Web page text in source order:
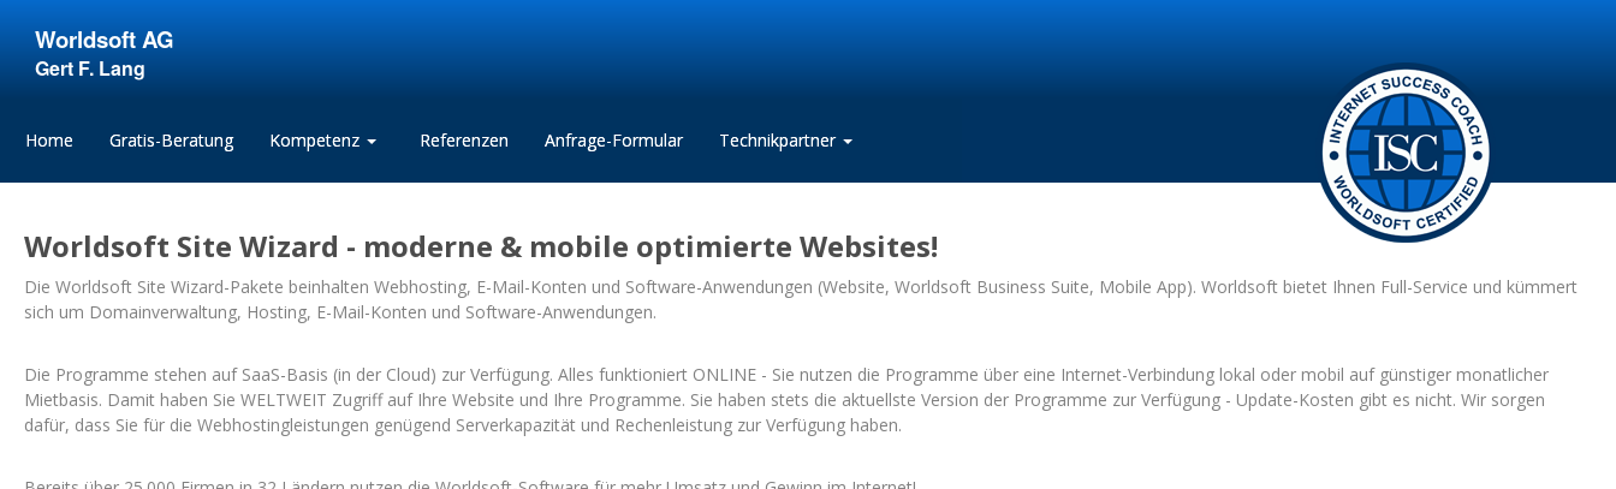
Worldsoft AG
Gert F. Lang
Home Gratis-Beratung Kompetenz Referenzen Anfrage-Formular Technikpartner
Worldsoft Site Wizard - moderne & mobile optimierte Websites!
Die Worldsoft Site Wizard-Pakete beinhalten Webhosting, E-Mail-Konten und Software-Anwendungen (Website, Worldsoft Business Suite, Mobile App). Worldsoft bietet Ihnen Full-Service und kümmert
sich um Domainverwaltung, Hosting, E-Mail-Konten und Software-Anwendungen.
Die Programme stehen auf SaaS-Basis (in der Cloud) zur Verfügung. Alles funktioniert ONLINE - Sie nutzen die Programme über eine Internet-Verbindung lokal oder mobil auf günstiger monatlicher
Mietbasis. Damit haben Sie WELTWEIT Zugriff auf Ihre Website und Ihre Programme. Sie haben stets die aktuellste Version der Programme zur Verfügung - Update-Kosten gibt es nicht. Wir sorgen
dafür, dass Sie für die Webhostingleistungen genügend Serverkapazität und Rechenleistung zur Verfügung haben.